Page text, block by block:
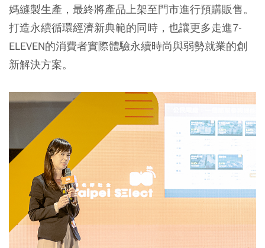
媽縫製生產，最終將產品上架至門市進行預購販售。
打造永續循環經濟新典範的同時，也讓更多走進7-
ELEVEN的消費者實際體驗永續時尚與弱勢就業的創
新解決方案。